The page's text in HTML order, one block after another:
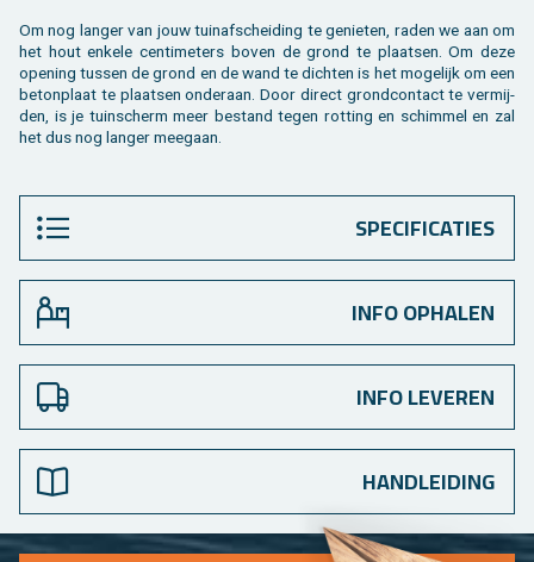
Om nog lan­ger van jouw tuin­af­schei­ding te ge­nie­ten, raden we aan om
het hout en­ke­le cen­ti­me­ters boven de grond te plaat­sen. Om deze
ope­ning tus­sen de grond en de wand te dich­ten is het mo­ge­lijk om een
be­ton­plaat te plaat­sen on­der­aan. Door di­rect grond­con­tact te ver­mij­
den, is je tuin­scherm meer be­stand tegen rot­ting en schim­mel en zal
het dus nog lan­ger mee­gaan.
SPECIFICATIES
INFO OPHALEN
INFO LEVEREN
HANDLEIDING